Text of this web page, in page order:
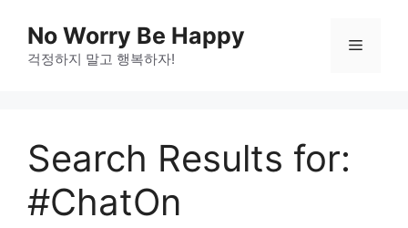
content
No Worry Be Happy
걱정하지 말고 행복하자!
Menu
Search Results for:
#ChatOn